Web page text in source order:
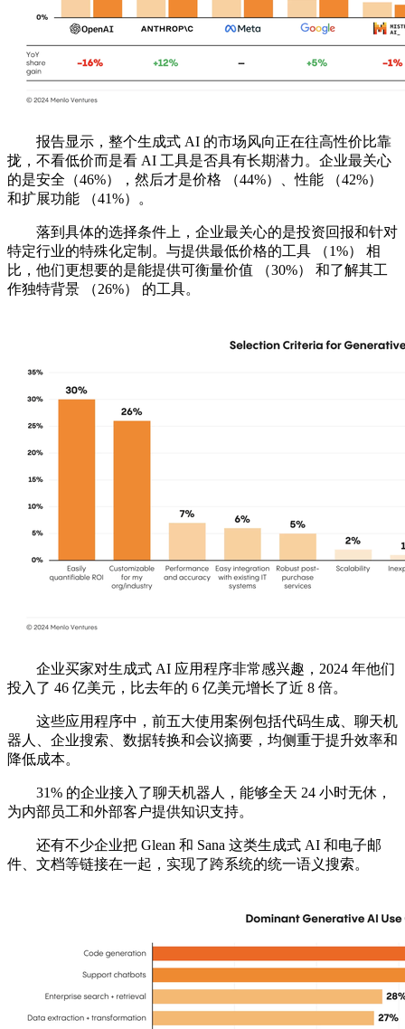
报告显示，整个生成式 AI 的市场风向正在往高性价比靠
拢，不看低价而是看 AI 工具是否具有长期潜力。企业最关心
的是安全（46%），然后才是价格 （44%）、性能 （42%）
和扩展功能 （41%）。
落到具体的选择条件上，企业最关心的是投资回报和针对
特定行业的特殊化定制。与提供最低价格的工具 （1%） 相
比，他们更想要的是能提供可衡量价值 （30%） 和了解其工
作独特背景 （26%） 的工具。
企业买家对生成式 AI 应用程序非常感兴趣，2024 年他们
投入了 46 亿美元，比去年的 6 亿美元增长了近 8 倍。
这些应用程序中，前五大使用案例包括代码生成、聊天机
器人、企业搜索、数据转换和会议摘要，均侧重于提升效率和
降低成本。
31% 的企业接入了聊天机器人，能够全天 24 小时无休，
为内部员工和外部客户提供知识支持。
还有不少企业把 Glean 和 Sana 这类生成式 AI 和电子邮
件、文档等链接在一起，实现了跨系统的统一语义搜索。